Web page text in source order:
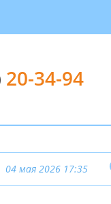
20-34-94
04 мая 2026 17:35